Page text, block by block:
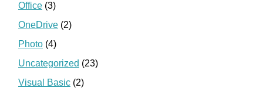
Office (3)
OneDrive (2)
Photo (4)
Uncategorized (23)
Visual Basic (2)